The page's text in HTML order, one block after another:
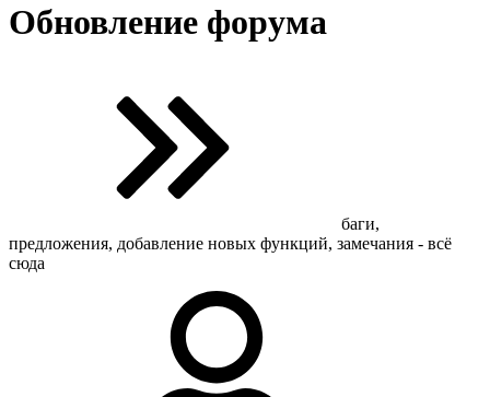
Обновление форума
баги,
предложения, добавление новых функций, замечания - всё
сюда